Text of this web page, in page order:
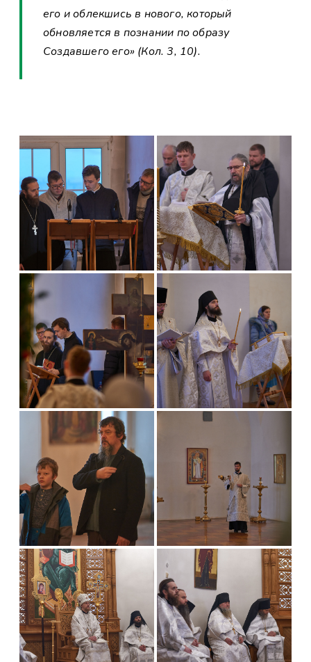
его и облекшись в нового, который
обновляется в познании по образу
Создавшего его» (Кол. 3, 10).